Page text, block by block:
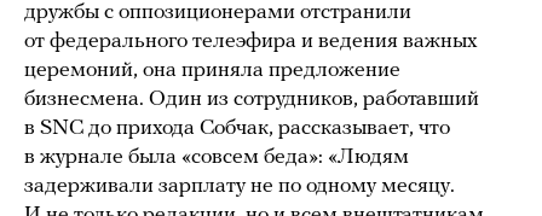
дружбы с оппозиционерами отстранили
от федерального телеэфира и ведения важных
церемоний, она приняла предложение
бизнесмена. Один из сотрудников, работавший
в SNC до прихода Собчак, рассказывает, что
в журнале была «совсем беда»: «Людям
задерживали зарплату не по одному месяцу.